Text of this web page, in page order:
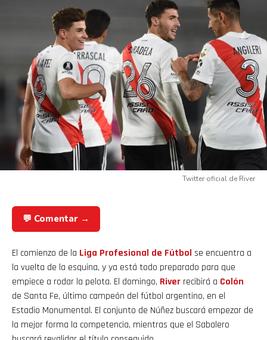
Twitter oficial de River
💬 Comentar →
El comienzo de la Liga Profesional de Fútbol se encuentra a
la vuelta de la esquina, y ya está todo preparado para que
empiece a rodar la pelota. El domingo, River recibirá a Colón
de Santa Fe, último campeón del fútbol argentino, en el
Estadio Monumental. El conjunto de Núñez buscará empezar de
la mejor forma la competencia, mientras que el Sabalero